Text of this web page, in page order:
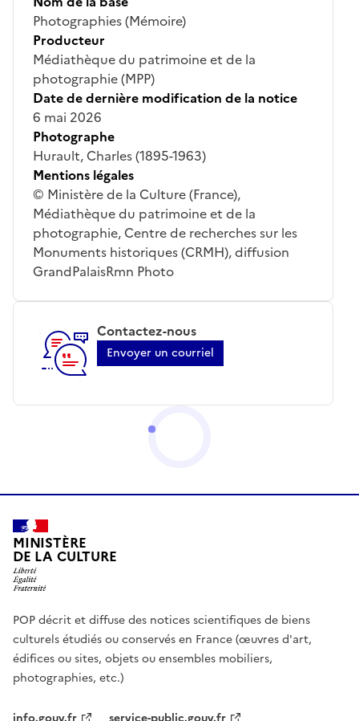
Photographies (Mémoire)
Producteur
Médiathèque du patrimoine et de la
photographie (MPP)
Date de dernière modification de la notice
6 mai 2026
Photographe
Hurault, Charles (1895-1963)
Mentions légales
© Ministère de la Culture (France),
Médiathèque du patrimoine et de la
photographie, Centre de recherches sur les
Monuments historiques (CRMH), diffusion
GrandPalaisRmn Photo
Contactez-nous
Envoyer un courriel
MINISTÈRE
DE LA CULTURE
POP décrit et diffuse des notices scientifiques de biens
culturels étudiés ou conservés en France (œuvres d'art,
édifices ou sites, objets ou ensembles mobiliers,
photographies, etc.)